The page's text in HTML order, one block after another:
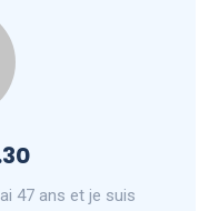
47 ans et je suis